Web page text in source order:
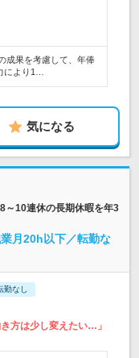
成果を考慮して、年俸
により1…
気になる
～10連休の長期休暇を年3
月20h以下／転勤な
勤なし
方は少し変えたい…」